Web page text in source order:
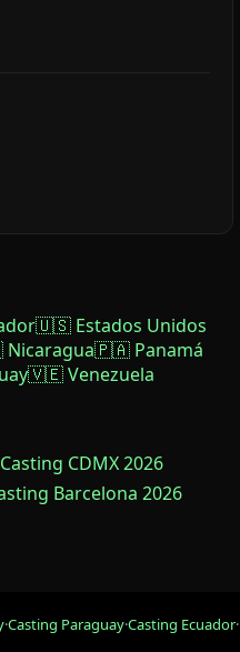
🇺🇸 Estados Unidos
🇵🇦 Panamá
🇻🇪 Venezuela
CDMX 2026
Barcelona 2026
·Casting Paraguay·Casting Ecuador·